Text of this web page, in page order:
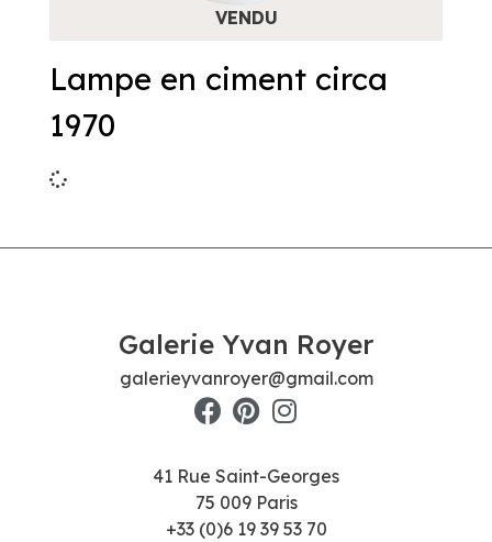
Lampe en ciment circa
1970
Galerie Yvan Royer
galerieyvanroyer@gmail.com
41 Rue Saint-Georges
75 009 Paris
+33 (0)6 19 39 53 70